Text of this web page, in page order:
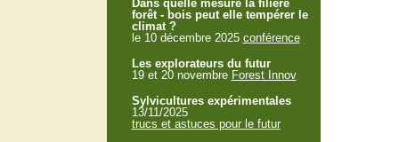
Dans quelle mesure la filière
forêt - bois peut elle tempérer le
climat ?
le 10 décembre 2025 conférence
Les explorateurs du futur
19 et 20 novembre Forest Innov
Sylvicultures expérimentales
13/11/2025
trucs et astuces pour le futur